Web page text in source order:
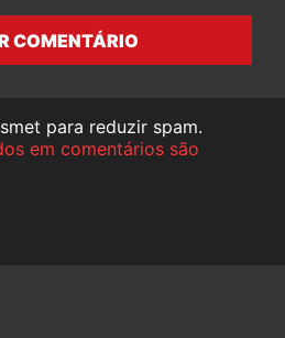
COMENTÁRIO
para reduzir spam.
em comentários são